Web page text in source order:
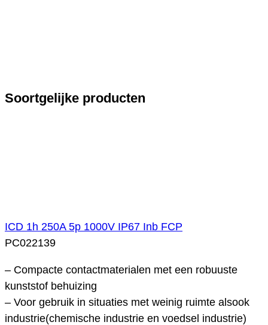
Soortgelijke producten
ICD 1h 250A 5p 1000V IP67 Inb FCP
PC022139
– Compacte contactmaterialen met een robuuste
kunststof behuizing
– Voor gebruik in situaties met weinig ruimte alsook
industrie(chemische industrie en voedsel industrie)